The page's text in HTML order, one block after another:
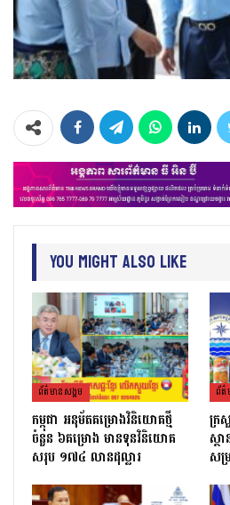
You Might Also Like
ព័ត៌មាន​សង្គម
កម្ពុជា អនុម័តគម្រោងវិនិយោគថ្មី
ចំនួន ៦គម្រោង មានទុនវិនិយោគ
សរុប ១៧៤ លានដុល្លារ
ព័ត៌
ក្រ
ស្ថ
សម្